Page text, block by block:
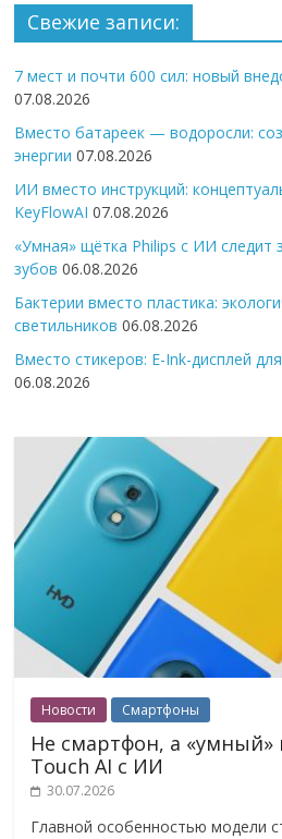
Свежие записи:
7 мест и почти 600 сил: новый
07.08.2026
Вместо батареек — водоросли:
энергии 07.08.2026
ИИ вместо инструкций:
KeyFlowAI 07.08.2026
«Умная» щётка Philips с ИИ следит
зубов 06.08.2026
Бактерии вместо пластика:
светильников 06.08.2026
Вместо стикеров: E-Ink-дисплей
06.08.2026
Новости Смартфоны
Не смартфон, а
Touch AI с ИИ
30.07.2026
Главной особенностью модели